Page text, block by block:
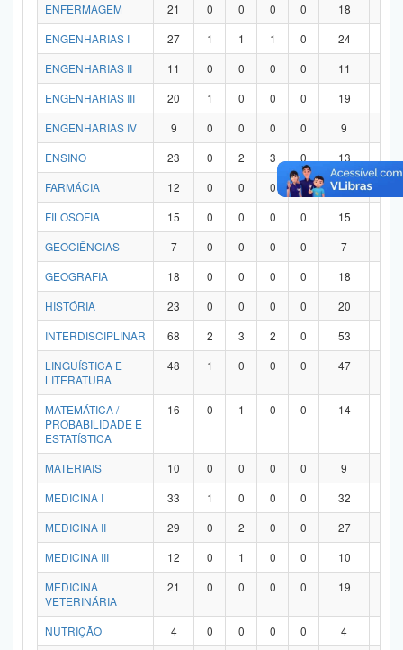
ENFERMAGEM
21 0 0 0 0 18
ENGENHARIAS I
27 1 1 1 0 24
ENGENHARIAS II
11 0 0 0 0 11
ENGENHARIAS III
20 1 0 0 0 19
ENGENHARIAS IV
9 0 0 0 0 9
ENSINO
23 0 2 3 0 13
FARMÁCIA
12 0 0 0 0 12
FILOSOFIA
15 0 0 0 0 15
GEOCIÊNCIAS
7 0 0 0 0 7
GEOGRAFIA
18 0 0 0 0 18
HISTÓRIA
23 0 0 0 0 20
INTERDISCIPLINAR
68 2 3 2 0 53
LINGUÍSTICA E
LITERATURA
48 1 0 0 0 47
MATEMÁTICA /
PROBABILIDADE E
ESTATÍSTICA
16 0 1 0 0 14
MATERIAIS 10 0 0 0 0 9
MEDICINA I
33 1 0 0 0 32
MEDICINA II
29 0 2 0 0 27
MEDICINA III
12 0 1 0 0 10
MEDICINA
VETERINÁRIA
21 0 0 0 0 19
NUTRIÇÃO 4 0 0 0 0 4